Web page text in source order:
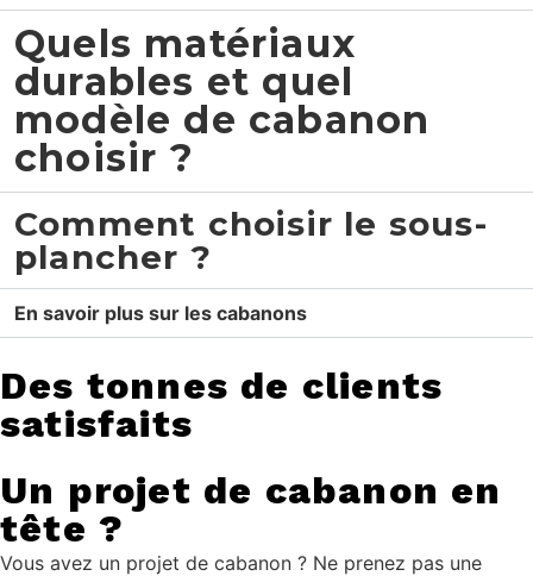
Quels matériaux
durables et quel
modèle de cabanon
choisir ?
Comment choisir le sous-
plancher ?
En savoir plus sur les cabanons
Des tonnes de clients
satisfaits
Un projet de cabanon en
tête ?
Vous avez un projet de cabanon ? Ne prenez pas une